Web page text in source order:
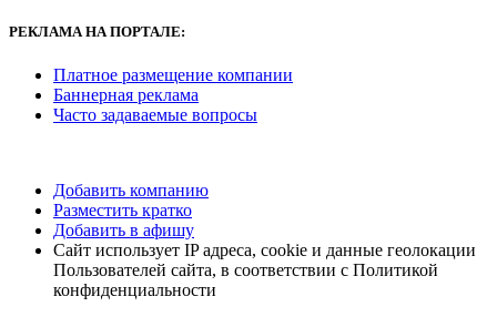
РЕКЛАМА НА ПОРТАЛЕ:
Платное размещение компании
Баннерная реклама
Часто задаваемые вопросы
Добавить компанию
Разместить кратко
Добавить в афишу
Сайт использует IP адреса, cookie и данные геолокации
Пользователей сайта, в соответствии с Политикой
конфиденциальности